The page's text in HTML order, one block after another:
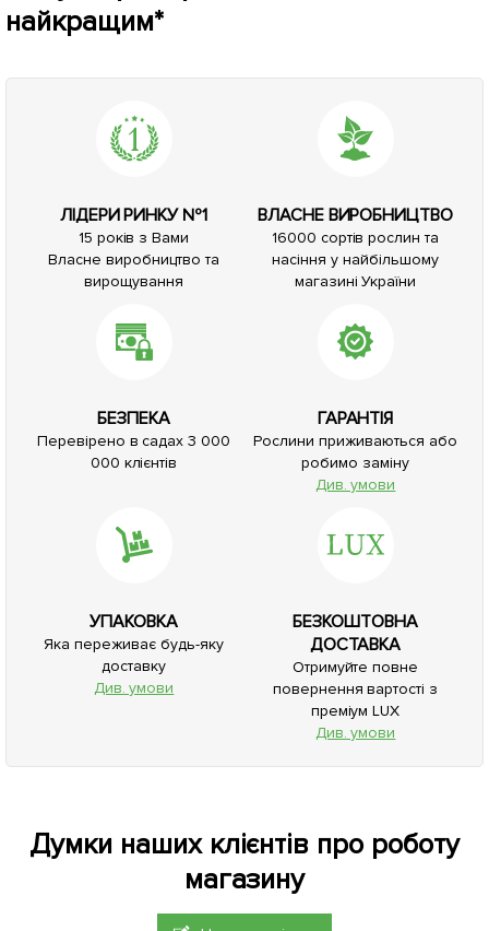
найкращим*
ЛІДЕРИ РИНКУ №1
15 років з Вами
Власне виробництво та
вирощування
ВЛАСНЕ ВИРОБНИЦТВО
16000 сортів рослин та
насіння у найбільшому
магазині України
БЕЗПЕКА
Перевірено в садах 3 000
000 клієнтів
ГАРАНТІЯ
Рослини приживаються або
робимо заміну
Див. умови
УПАКОВКА
Яка переживає будь-яку
доставку
Див. умови
БЕЗКОШТОВНА
ДОСТАВКА
Отримуйте повне
повернення вартості з
преміум LUX
Див. умови
Думки наших клієнтів про роботу
магазину